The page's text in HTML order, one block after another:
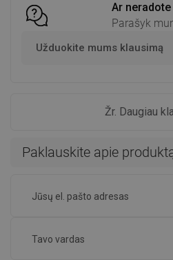
Ar
Parašyk
Užduokite mums klausimą
Žr. Daugiau
Paklauskite apie